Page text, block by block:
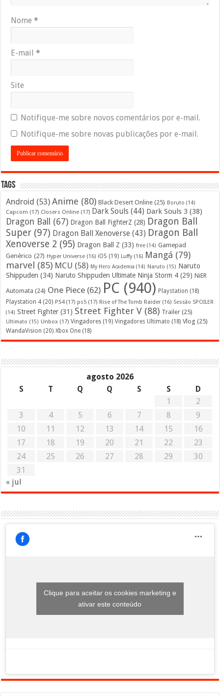
Nome*
E-mail*
Site
Notifique-me sobre novos comentários por e-mail.
Notifique-me sobre novas publicações por e-mail.
Tags
Android (53) Anime (80) Black Desert Online (25) Boruto (14)
Capcom (17) Closers Online (17) Dark Souls (44) Dark Souls 3 (38)
Dragon Ball (67) Dragon Ball FighterZ (28) Dragon Ball
Super (97) Dragon Ball Xenoverse (43) Dragon Ball
Xenoverse 2 (95) Dragon Ball Z (33) free (14) Gamepad
Genérico (27) Hyper Universe (16) iOS (19) Luffy(16) Mangá (79)
marvel (85) MCU (58) My Hero Academia (14) Naruto (15) Naruto
Shippuden (34) Naruto Shippuden Ultimate Ninja Storm 4 (29) NiER
Automata (24) One Piece (62) PC (940) Playstation (18)
Playstation 4 (20) PS4(17) ps5 (17) Rise of The Tomb Raider (16) Sessão SPOILER
(14) Street Fighter (31) Street Fighter V (88) Trailer (25)
Ultimato (15) Unbox (17) Vingadores (19) Vingadores Ultimato (18) Vlog (25)
WandaVision (20) Xbox One (18)
agosto 2026
S
T Q Q S S
D
1
2
3
4 5 6 7 8
9
10
11 12 13 14 15
16
17
18 19 20 21 22
23
24
25 26 27 28 29
30
31
« jul
Clique para aceitar os cookies marketing e
ativar este conteúdo